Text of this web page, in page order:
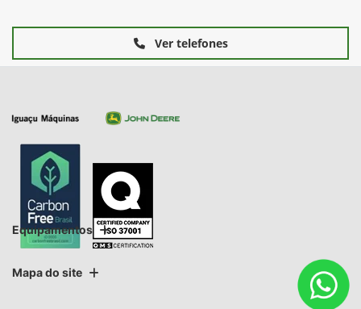
Ver telefones
Equipamentos
Mapa do site